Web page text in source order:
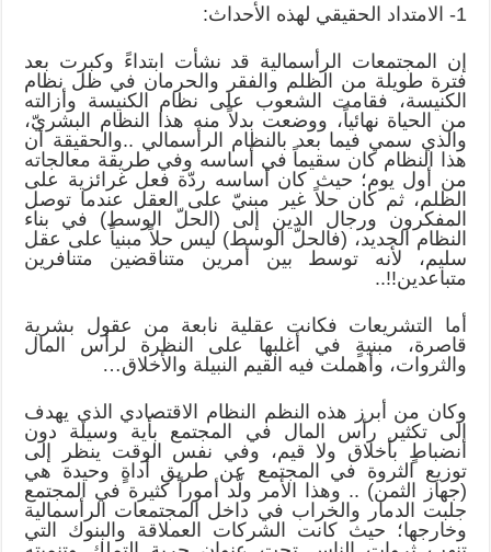
1- الامتداد الحقيقي لهذه الأحداث:
إن المجتمعات الرأسمالية قد نشأت ابتداءً وكبرت بعد
فترة طويلة من الظلم والفقر والحرمان في ظل نظام
الكنيسة، فقامت الشعوب على نظام الكنيسة وأزالته
من الحياة نهائياً، ووضعت بدلاً منه هذا النظام البشريّ،
والذي سمي فيما بعد بالنظام الرأسمالي ..والحقيقة أن
هذا النظام كان سقيماً في أساسه وفي طريقة معالجاته
من أول يوم؛ حيث كان أساسه ردّة فعل غرائزية على
الظلم، ثم كان حلاً غير مبنيّ على العقل عندما توصل
المفكرون ورجال الدين إلى (الحلّ الوسط) في بناء
النظام الجديد، (فالحلّ الوسط) ليس حلاً مبنياً على عقل
سليم، لأنه توسط بين أمرين متناقضين متنافرين
متباعدين!!..
أما التشريعات فكانت عقلية نابعة من عقول بشرية
قاصرة، مبنيةٍ في أغلبها على النظرة لرأس المال
والثروات، وأهملت فيه القيم النبيلة والأخلاق…
وكان من أبرز هذه النظم النظام الاقتصادي الذي يهدف
إلى تكثير رأس المال في المجتمع بأية وسيلة دون
انضباطٍ بأخلاق ولا قيم، وفي نفس الوقت ينظر إلى
توزيع الثروة في المجتمع عن طريق أداةٍ وحيدة هي
(جهاز الثمن) .. وهذا الأمر ولّد أموراً كثيرة في المجتمع
جلبت الدمار والخراب في داخل المجتمعات الرأسمالية
وخارجها؛ حيث كانت الشركات العملاقة والبنوك التي